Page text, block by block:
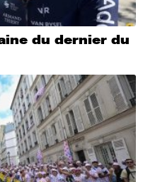
du dernier du